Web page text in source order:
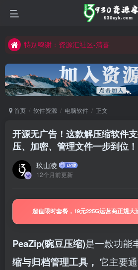
切勿用于商业或非法用途
特别鸣谢：资源汇社区-清喜
所有内容仅作学习研究
切勿用于商业或非法用途
公众号:930资源库
首页 软件资源 电脑软件 正文
开源无广告！这款解压缩软件
压、加密、管理文件一步到位！
玖山凌
12个月前更新
超值限时套餐，19元225G运营商正规大
PeaZip(豌豆压缩)是一款功能
缩与归档管理工具， 它主要